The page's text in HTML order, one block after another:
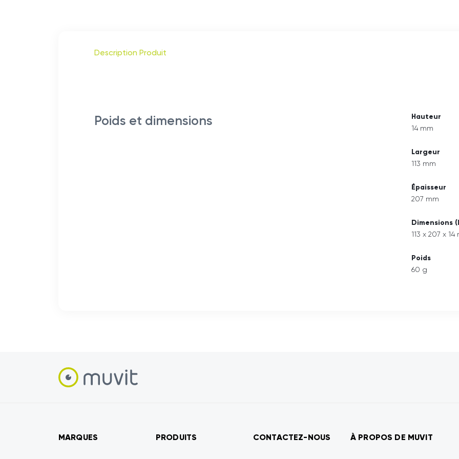
Description Produit
Poids et dimensions Hauteur
14 mm
Largeur
113 mm
Épaisseur
207 mm
Dimensions
113 x 207 x 14
Poids
60 g
MARQUES PRODUITS CONTACTEZ-NOUS À PROPOS DE MUVIT